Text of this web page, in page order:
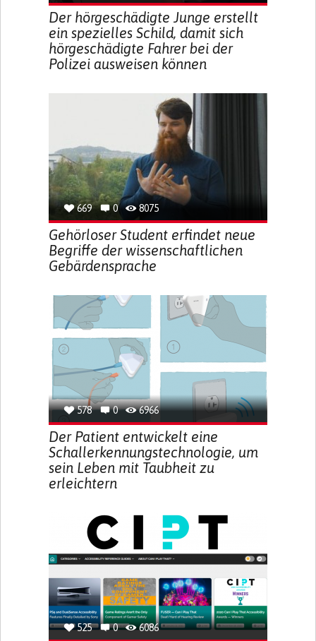
Der hörgeschädigte Junge erstellt
ein spezielles Schild, damit sich
hörgeschädigte Fahrer bei der
Polizei ausweisen können
669 0 8075
Gehörloser Student erfindet neue
Begriffe der wissenschaftlichen
Gebärdensprache
578 0 6966
Der Patient entwickelt eine
Schallerkennungstechnologie, um
sein Leben mit Taubheit zu
erleichtern
525 0 6086